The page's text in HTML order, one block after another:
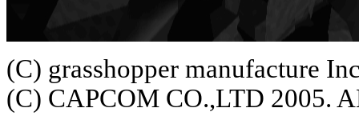
(C) grasshopper manufacture
(C) CAPCOM CO.,LTD 2005.